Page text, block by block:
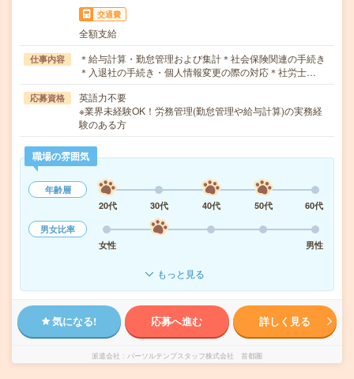
交通費
全額支給
仕事内容
＊給与計算・勤怠管理および集計＊社会保険関連の手続き
＊入退社の手続き・個人情報変更の際の対応＊社労士…
応募資格
英語力不要
※業界未経験OK！労務管理(勤怠管理や給与計算)の実務経
験のある方
職場の雰囲気
年齢層
20代
30代 40代 50代
60代
男女比率
女性
男性
もっと見る
気になる! 応募へ進む 詳しく見る
派遣会社 パーソルテンプスタッフ株式会社 首都圏